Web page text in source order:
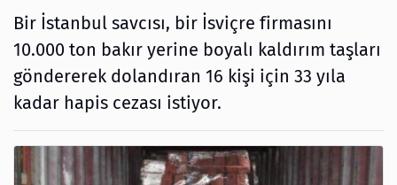
Bir İstanbul savcısı, bir İsviçre firmasını
10.000 ton bakır yerine boyalı kaldırım taşları
göndererek dolandıran 16 kişi için 33 yıla
kadar hapis cezası istiyor.